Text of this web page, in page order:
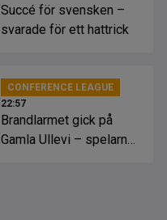
Succé för svensken –
svarade för ett hattrick
CONFERENCE LEAGUE
22:57
Brandlarmet gick på
Gamla Ullevi – spelarna